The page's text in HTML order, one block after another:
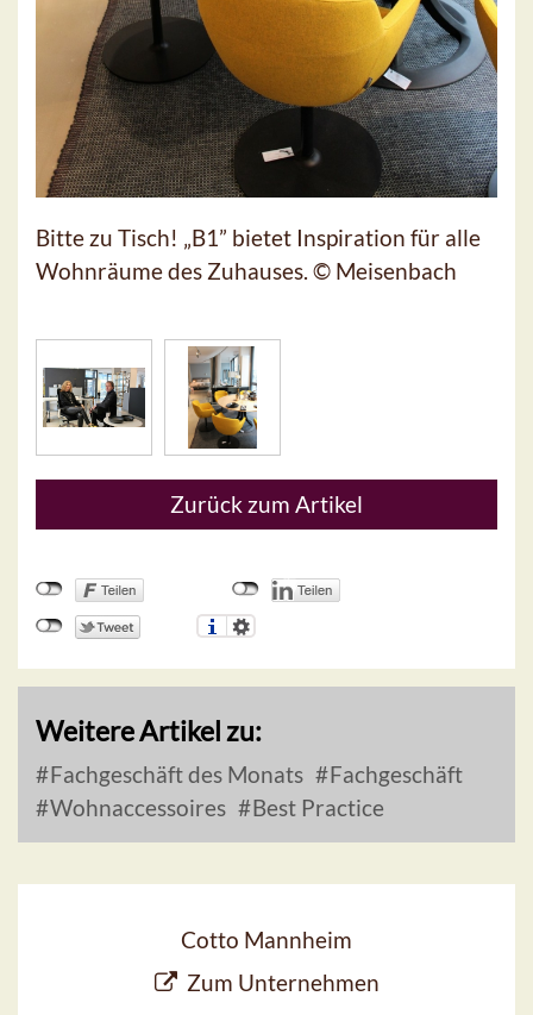
Bitte zu Tisch! „B1” bietet Inspiration für alle
Wohnräume des Zuhauses. © Meisenbach
Zurück zum Artikel
Weitere Artikel zu:
Fachgeschäft des Monats
Fachgeschäft
Wohnaccessoires
Best Practice
Cotto Mannheim
Zum Unternehmen